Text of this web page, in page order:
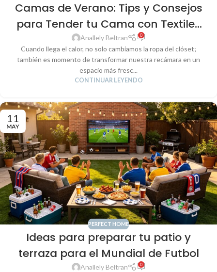
Camas de Verano: Tips y Consejos
para Tender tu Cama con Textiles
Frescos y Ligeros
Anallely Beltran 0
Cuando llega el calor, no solo cambiamos la ropa del clóset;
también es momento de transformar nuestra recámara en un
espacio más fresc...
CONTINUAR LEYENDO
11
MAY
PERFECT HOME
Ideas para preparar tu patio y
terraza para el Mundial de Futbol
Anallely Beltran 0